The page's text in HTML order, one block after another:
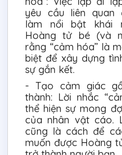
yêu cầu liên quan
làm nổi bật khái
Hoàng tử bé (và
rằng “cảm hóa” là
biệt để xây dựng
sự gắn kết.
- Tạo cảm giác
thành: Lời nhắc
thể hiện sự mong
của nhân vật cáo.
cũng là cách để
muốn được Hoàng